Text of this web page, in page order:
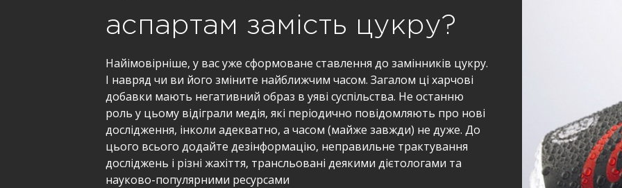
аспартам замість цукру?
Найімовірніше, у вас уже сформоване ставлення до замінників цукру.
І навряд чи ви його зміните найближчим часом. Загалом ці харчові
добавки мають негативний образ в уяві суспільства. Не останню
роль у цьому відіграли медія, які періодично повідомляють про нові
дослідження, інколи адекватно, а часом (майже завжди) не дуже. До
цього всього додайте дезінформацію, неправильне трактування
досліджень і різні жахіття, трансльовані деякими дієтологами та
науково-популярними ресурсами